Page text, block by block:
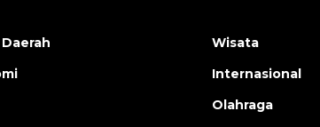
Wisata
Internasional
Olahraga